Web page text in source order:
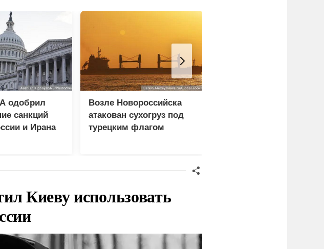
одобрил
санкций
и Ирана
Возле Новороссийска
атакован сухогруз под
турецким флагом
Киеву использовать